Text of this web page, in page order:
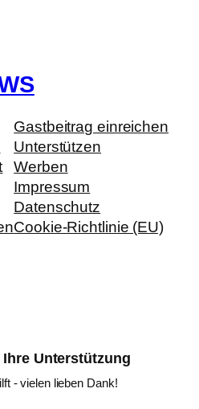
Gastbeitrag einreichen
Unterstützen
Werben
Impressum
Datenschutz
Cookie-Richtlinie (EU)
Unterstützung
- vielen lieben Dank!